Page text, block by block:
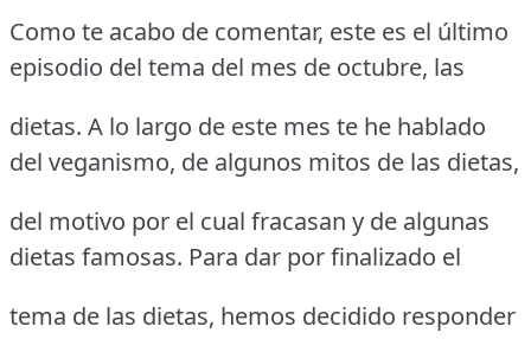
Como te acabo de comentar, este es el último
episodio del tema del mes de octubre, las
dietas. A lo largo de este mes te he hablado
del veganismo, de algunos mitos de las dietas,
del motivo por el cual fracasan y de algunas
dietas famosas. Para dar por finalizado el
tema de las dietas, hemos decidido responder